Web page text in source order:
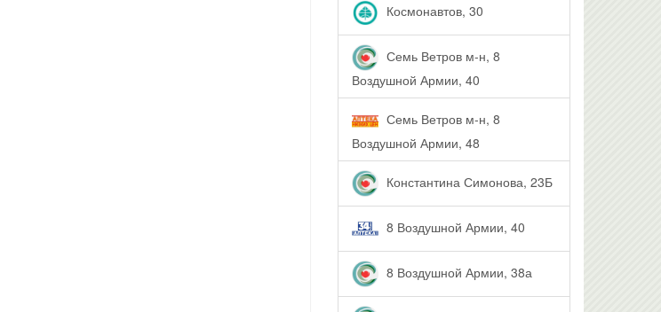
Космонавтов, 30
Семь Ветров м-н, 8
Воздушной Армии, 40
Семь Ветров м-н, 8
Воздушной Армии, 48
Константина Симонова, 23Б
8 Воздушной Армии, 40
8 Воздушной Армии, 38а